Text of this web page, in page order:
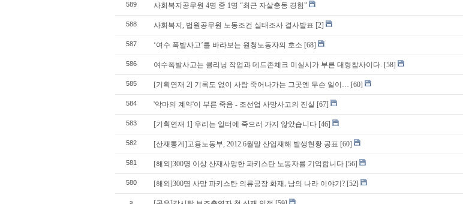
589 사회복지공무원 4명 중 1명 “최근 자살충동 경험”
588 사회복지, 법원공무원 노동조건 실태조사 결사발표 [2]
587 ‘여수 폭발사고’를 바라보는 원청노동자의 호소 [68]
586 여수폭발사고는 클리닝 작업과 데드존체크 미실시가 부른 대형참사이다. [58]
585 [기획연재 2] 기록도 없이 사람 죽어나가는 그곳엔 무슨 일이… [60]
584 '악마의 계약'이 부른 죽음 - 조선업 사망사고의 진실 [67]
583 [기획연재 1] 우리는 일터에 죽으러 가지 않았습니다 [46]
582 [산재통계]고용노동부, 2012.6월말 산업재해 발생현황 공표 [60]
581 [해외]300명 이상 산재사망한 파키스탄 노동자를 기억합니다 [56]
580 [해외]300명 사망 파키스탄 의류공장 화재, 남의 나라 이야기? [52]
»